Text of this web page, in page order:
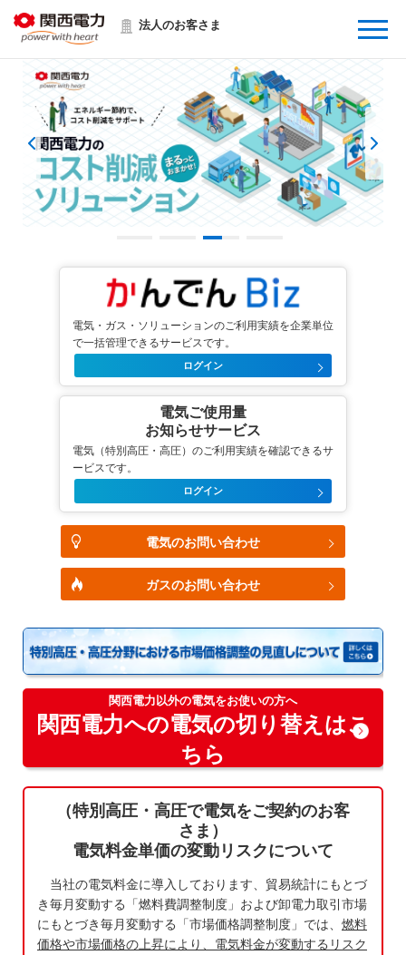
法人のお客さま
電気・ガス・ソリューションのご利用実績を企業単位
で一括管理できるサービスです。
ログイン
電気ご使用量
お知らせサービス
電気（特別高圧・高圧）のご利用実績を確認できるサ
ービスです。
ログイン
電気のお問い合わせ
ガスのお問い合わせ
関西電力以外の電気をお使いの方へ
関西電力への電気の切り替えはこ
ちら
（特別高圧・高圧で電気をご契約のお客
さま）
電気料金単価の変動リスクについて
当社の電気料金に導入しております、貿易統計にもとづ
き毎月変動する「燃料費調整制度」および卸電力取引市場
にもとづき毎月変動する「市場価格調整制度」では、 燃料
価格や市場価格の上昇により、電気料金が変動するリスク